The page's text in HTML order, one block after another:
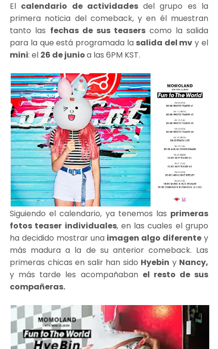
El calendario de actividadesdel grupo es la
primera noticia del comeback, y en él muestran
tanto las fechas de sus teasers como la salida
para la que está programada la salida del mv y el
mini: el 26 de junioa las 6PM KST.
Siguiendo el calendario, ya tenemos las primeras
fotos teaser individuales, en las cuales el grupo
ha decidido mostrar una imagen algo diferente y
más madura a la de su anterior comeback. Las
primeras chicas en salir han sido Hyebin y Nancy,
y más tarde les acompañaban el resto de sus
compañeras.